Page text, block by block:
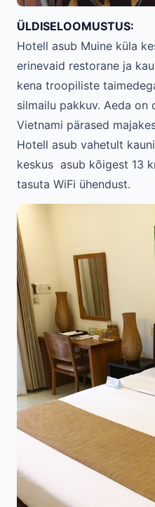
ÜLDISELOOMUSTUS:
Hotell asub Muine küla
erinevaid restorane ja
kena troopiliste
silmailu pakkuv. Aeda
Vietnami pärased
Hotell asub vahetult
keskus asub kõigest 13
tasuta WiFi ühendust.